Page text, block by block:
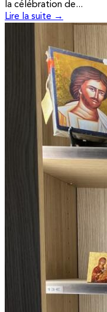
la célébration de...
Lire la suite →